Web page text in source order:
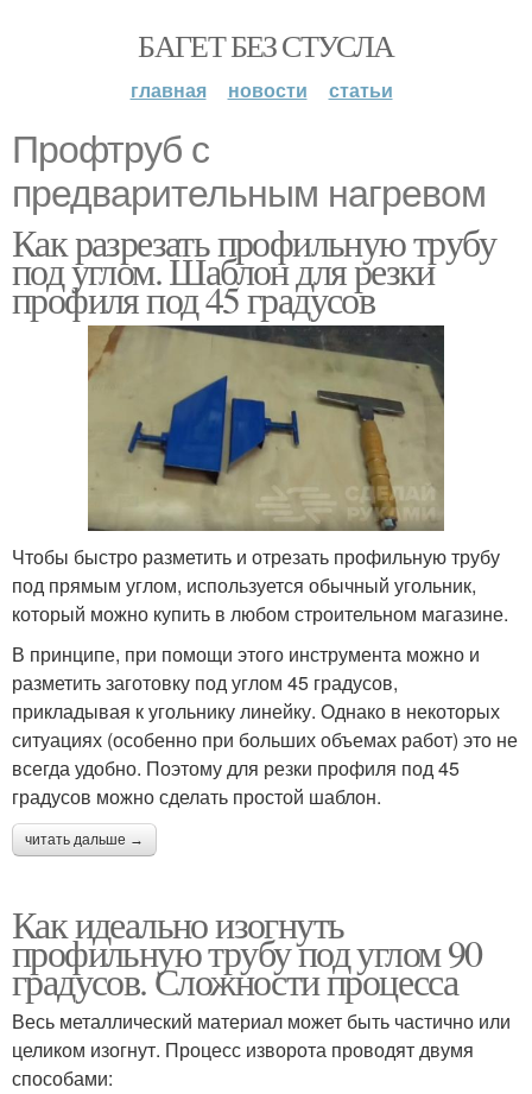
БАГЕТ БЕЗ СТУСЛА
главная новости статьи
Профтруб с
предварительным нагревом
Как разрезать профильную трубу
под углом. Шаблон для резки
профиля под 45 градусов
Чтобы быстро разметить и отрезать профильную трубу
под прямым углом, используется обычный угольник,
который можно купить в любом строительном магазине.
В принципе, при помощи этого инструмента можно и
разметить заготовку под углом 45 градусов,
прикладывая к угольнику линейку. Однако в некоторых
ситуациях (особенно при больших объемах работ) это не
всегда удобно. Поэтому для резки профиля под 45
градусов можно сделать простой шаблон.
читать дальше →
Как идеально изогнуть
профильную трубу под углом 90
градусов. Сложности процесса
Весь металлический материал может быть частично или
целиком изогнут. Процесс изворота проводят двумя
способами: